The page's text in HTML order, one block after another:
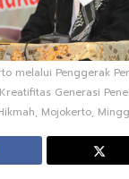
melalui Penggerak
Generasi
Mojokerto,